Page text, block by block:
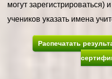
могут зарегистрироваться)
учеников указать имена
Распечатать